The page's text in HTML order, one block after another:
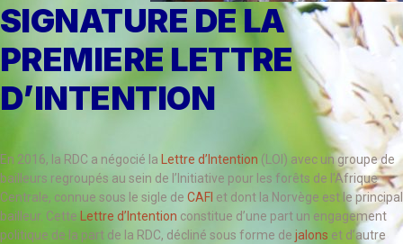
SIGNATURE DE LA
PREMIERE LETTRE
D’INTENTION
En 2016, la RDC a négocié la Lettre d’Intention (LOI) avec un groupe de
bailleurs regroupés au sein de l’Initiative pour les forêts de l’Afrique
Centrale, connue sous le sigle de CAFI et dont la Norvège est le principal
bailleur. Cette
Lettre d’Intention constitue d’une part un engagement
politique de la part de la RDC, décliné sous forme de jalons et d’autre